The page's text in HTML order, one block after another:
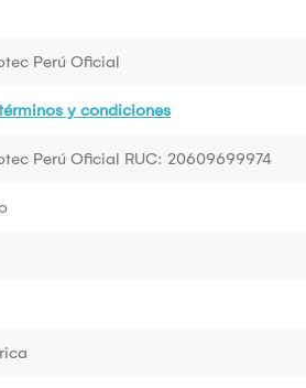
Perú Oficial
y condiciones
Perú Oficial RUC: 20609699974